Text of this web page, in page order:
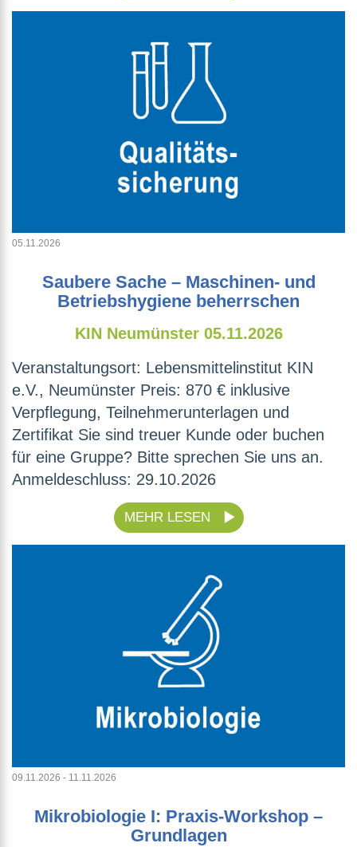
05.11.2026
Saubere Sache – Maschinen- und
Betriebshygiene beherrschen
KIN Neumünster 05.11.2026
Veranstaltungsort: Lebensmittelinstitut KIN
e.V., Neumünster Preis: 870 € inklusive
Verpflegung, Teilnehmerunterlagen und
Zertifikat Sie sind treuer Kunde oder buchen
für eine Gruppe? Bitte sprechen Sie uns an.
Anmeldeschluss: 29.10.2026
MEHR LESEN
09.11.2026 - 11.11.2026
Mikrobiologie I: Praxis-Workshop –
Grundlagen